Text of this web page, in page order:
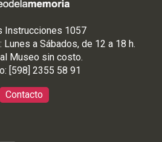
Instrucciones 1057
Lunes a Sábados, de 12 a 18 h.
Museo sin costo.
[598] 2355 58 91
Contacto